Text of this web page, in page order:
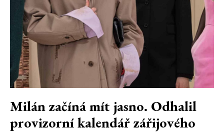
Milán začíná mít jasno. Odhalil
provizorní kalendář zářijového